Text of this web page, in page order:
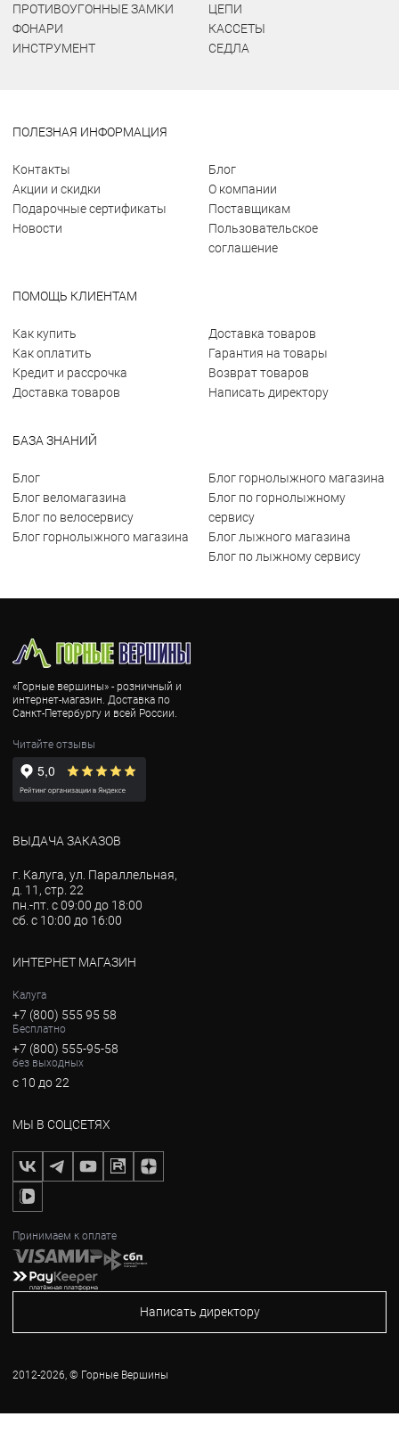
ПРОТИВОУГОННЫЕ ЗАМКИ
ФОНАРИ
ИНСТРУМЕНТ
ЦЕПИ
КАССЕТЫ
СЕДЛА
ПОЛЕЗНАЯ ИНФОРМАЦИЯ
Контакты
Акции и скидки
Подарочные сертификаты
Новости
Блог
О компании
Поставщикам
Пользовательское
соглашение
ПОМОЩЬ КЛИЕНТАМ
Как купить
Как оплатить
Кредит и рассрочка
Доставка товаров
Доставка товаров
Гарантия на товары
Возврат товаров
Написать директору
БАЗА ЗНАНИЙ
Блог
Блог веломагазина
Блог по велосервису
Блог горнолыжного магазина
Блог горнолыжного магазина
Блог по горнолыжному
сервису
Блог лыжного магазина
Блог по лыжному сервису
«Горные вершины» - розничный и
интернет-магазин. Доставка по
Санкт-Петербургу и всей России.
Читайте отзывы
ВЫДАЧА ЗАКАЗОВ
г. Калуга, ул. Параллельная,
д. 11, стр. 22
пн.-пт. с 09:00 до 18:00
сб. с 10:00 до 16:00
ИНТЕРНЕТ МАГАЗИН
Калуга
+7 (800) 555 95 58
Бесплатно
+7 (800) 555-95-58
без выходных
с 10 до 22
МЫ В СОЦСЕТЯХ
Принимаем к оплате
Написать директору
2012-2026, © Горные Вершины